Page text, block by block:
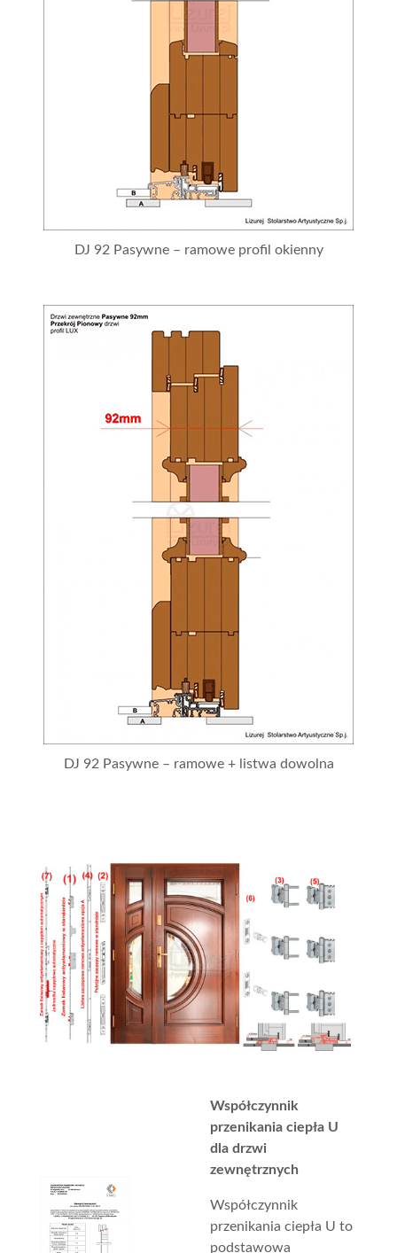
DJ 92 Pasywne – ramowe profil okienny
DJ 92 Pasywne – ramowe + listwa dowolna
Współczynnik
przenikania ciepła U
dla drzwi
zewnętrznych
Współczynnik
przenikania ciepła U to
podstawowa